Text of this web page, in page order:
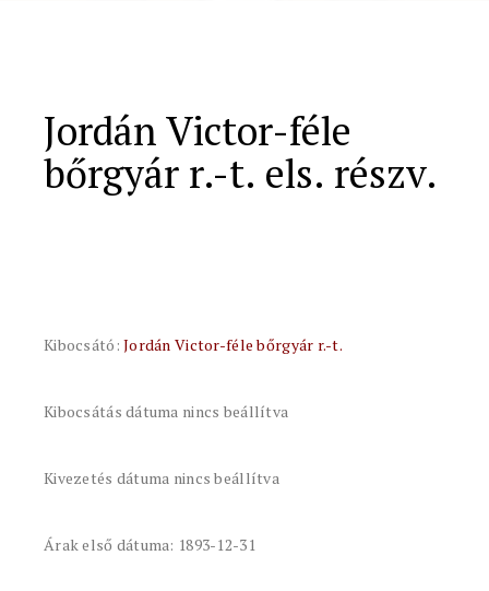
Jordán Victor-féle
bőrgyár r.-t. els. részv.
Kibocsátó:Jordán Victor-féle bőrgyár r.-t.
Kibocsátás dátuma nincs beállítva
Kivezetés dátuma nincs beállítva
Árak első dátuma: 1893-12-31